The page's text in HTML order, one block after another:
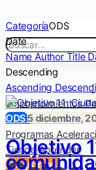
Emprendimientos
Líneas de acción
Programas
TiendaAprender
Nosotros
Regístrate
CategoríaODS
Date
NameAuthorTitle
Descending
Ascending
ODS5 diciembre,
Objetivo